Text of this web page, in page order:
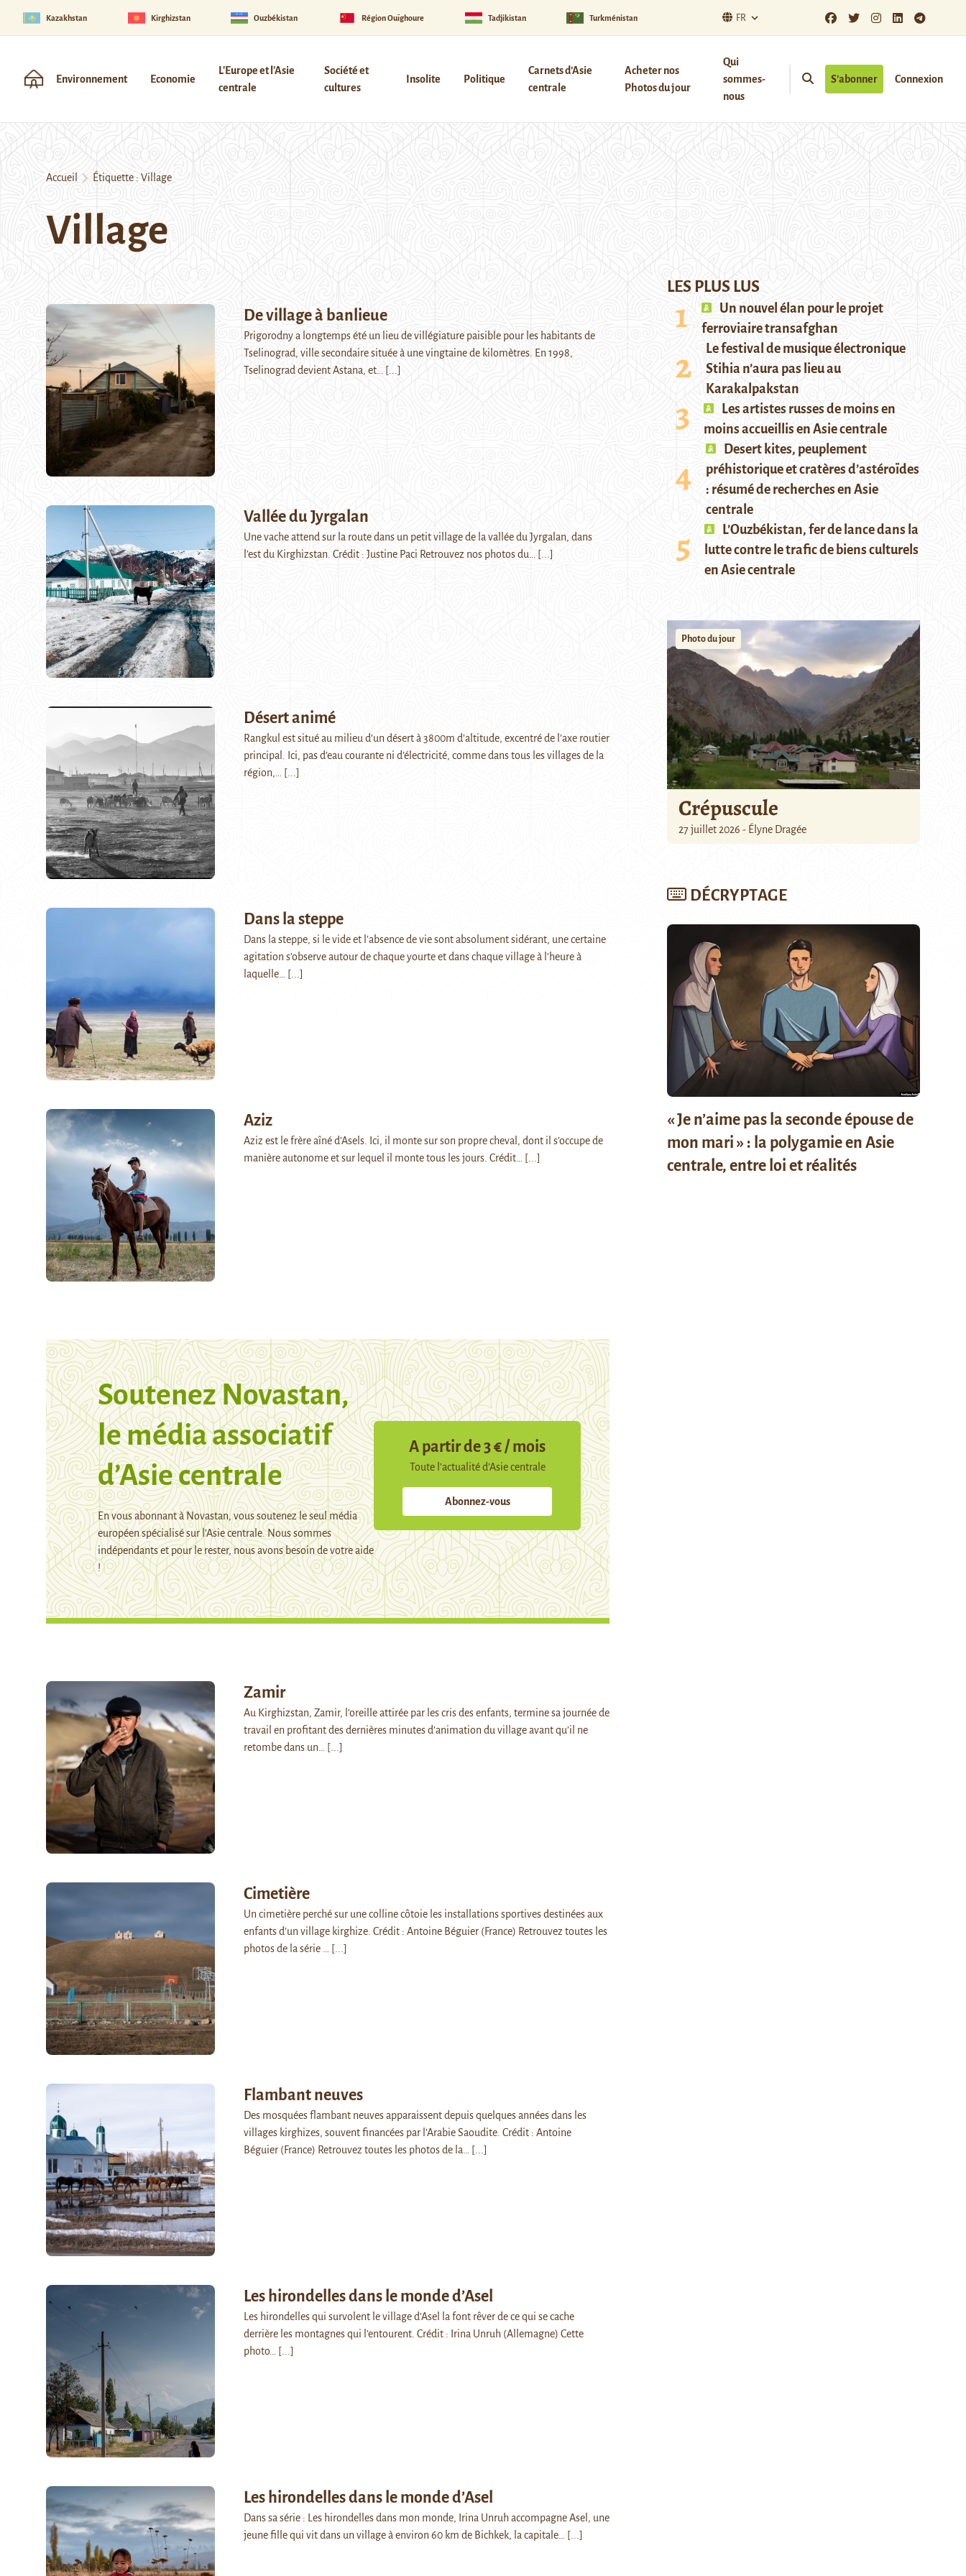
Kazakhstan Kirghizstan Ouzbékistan Région Ouïghoure Tadjikistan Turkménistan FR
Environnement Economie
L'Europe et l'Asie
centrale
Société et
cultures
Insolite Politique
Carnets d’Asie
centrale
Acheter nos
Photos du jour
Qui
sommes-
nous
S’abonner Connexion
Accueil Étiquette : Village
Village
De village à banlieue
Prigorodny a longtemps été un lieu de villégiature paisible pour les habitants de
Tselinograd, ville secondaire située à une vingtaine de kilomètres. En 1998,
Tselinograd devient Astana, et…
[...]
Vallée du Jyrgalan
Une vache attend sur la route dans un petit village de la vallée du Jyrgalan, dans
l’est du Kirghizstan. Crédit : Justine Paci Retrouvez nos photos du…
[...]
Désert animé
Rangkul est situé au milieu d’un désert à 3800m d’altitude, excentré de l’axe routier
principal. Ici, pas d’eau courante ni d’électricité, comme dans tous les villages de la
région,…
[...]
Dans la steppe
Dans la steppe, si le vide et l’absence de vie sont absolument sidérant, une certaine
agitation s’observe autour de chaque yourte et dans chaque village à l’heure à
laquelle…
[...]
Aziz
Aziz est le frère aîné d’Asels. Ici, il monte sur son propre cheval, dont il s’occupe de
manière autonome et sur lequel il monte tous les jours. Crédit…
[...]
Soutenez Novastan,
le média associatif
d’Asie centrale
En vous abonnant à Novastan, vous soutenez le seul média
européen spécialisé sur l’Asie centrale. Nous sommes
indépendants et pour le rester, nous avons besoin de votre aide
!
A partir de 3 € / mois
Toute l’actualité d’Asie centrale
Abonnez-vous
Zamir
Au Kirghizstan, Zamir, l’oreille attirée par les cris des enfants, termine sa journée de
travail en profitant des dernières minutes d’animation du village avant qu’il ne
retombe dans un…
[...]
Cimetière
Un cimetière perché sur une colline côtoie les installations sportives destinées aux
enfants d’un village kirghize. Crédit : Antoine Béguier (France) Retrouvez toutes les
photos de la série …
[...]
Flambant neuves
Des mosquées flambant neuves apparaissent depuis quelques années dans les
villages kirghizes, souvent financées par l’Arabie Saoudite. Crédit : Antoine
Béguier (France) Retrouvez toutes les photos de la…
[...]
Les hirondelles dans le monde d’Asel
Les hirondelles qui survolent le village d’Asel la font rêver de ce qui se cache
derrière les montagnes qui l’entourent. Crédit : Irina Unruh (Allemagne) Cette
photo…
[...]
Les hirondelles dans le monde d’Asel
Dans sa série : Les hirondelles dans mon monde, Irina Unruh accompagne Asel, une
jeune fille qui vit dans un village à environ 60 km de Bichkek, la capitale…
[...]
LES PLUS LUS
Un nouvel élan pour le projet
ferroviaire transafghan
Le festival de musique électronique
Stihia n’aura pas lieu au
Karakalpakstan
Les artistes russes de moins en
moins accueillis en Asie centrale
Desert kites, peuplement
préhistorique et cratères d’astéroïdes
: résumé de recherches en Asie
centrale
L’Ouzbékistan, fer de lance dans la
lutte contre le trafic de biens culturels
en Asie centrale
Photo du jour
Crépuscule
27 juillet 2026 - Élyne Dragée
DÉCRYPTAGE
« Je n’aime pas la seconde épouse de
mon mari » : la polygamie en Asie
centrale, entre loi et réalités